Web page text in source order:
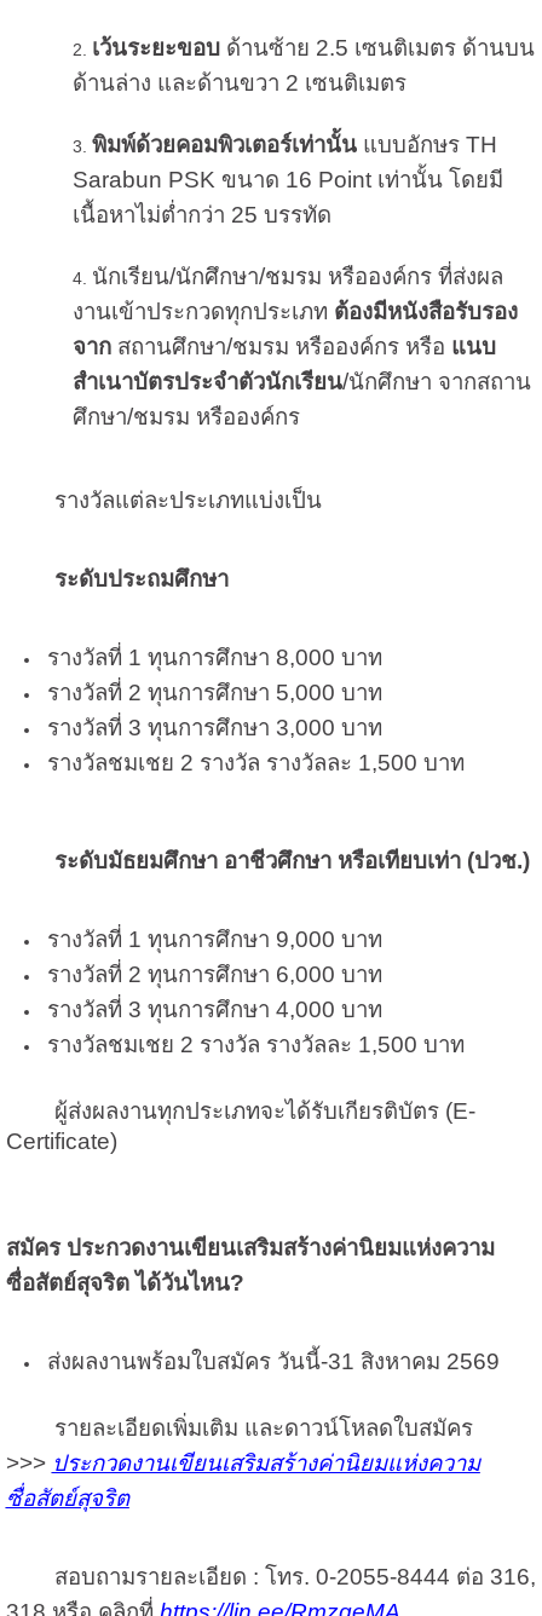
เว้นระยะขอบด้านซ้าย 2.5 เซนติเมตร ด้านบน
ด้านล่าง และด้านขวา 2 เซนติเมตร
พิมพ์ด้วยคอมพิวเตอร์เท่านั้นแบบอักษร TH
Sarabun PSK ขนาด 16 Point เท่านั้น โดยมี
เนื้อหาไม่ต่ำกว่า 25 บรรทัด
นักเรียน/นักศึกษา/ชมรม หรือองค์กร ที่ส่งผล
งานเข้าประกวดทุกประเภท ต้องมีหนังสือรับรอง
จากสถานศึกษา/ชมรม หรือองค์กร หรือ แนบ
สำเนาบัตรประจำตัวนักเรียน/นักศึกษา จากสถาน
ศึกษา/ชมรม หรือองค์กร
รางวัลแต่ละประเภทแบ่งเป็น
ระดับประถมศึกษา
รางวัลที่ 1 ทุนการศึกษา 8,000 บาท
รางวัลที่ 2 ทุนการศึกษา 5,000 บาท
รางวัลที่ 3 ทุนการศึกษา 3,000 บาท
รางวัลชมเชย 2 รางวัล รางวัลละ 1,500 บาท
ระดับมัธยมศึกษา อาชีวศึกษา หรือเทียบเท่า (ปวช.)
รางวัลที่ 1 ทุนการศึกษา 9,000 บาท
รางวัลที่ 2 ทุนการศึกษา 6,000 บาท
รางวัลที่ 3 ทุนการศึกษา 4,000 บาท
รางวัลชมเชย 2 รางวัล รางวัลละ 1,500 บาท
ผู้ส่งผลงานทุกประเภทจะได้รับเกียรติบัตร (E-
Certificate)
สมัคร ประกวดงานเขียนเสริมสร้างค่านิยมแห่งความ
ซื่อสัตย์สุจริต ได้วันไหน?
ส่งผลงานพร้อมใบสมัคร วันนี้-31 สิงหาคม 2569
รายละเอียดเพิ่มเติม และดาวน์โหลดใบสมัคร
>>> ประกวดงานเขียนเสริมสร้างค่านิยมแห่งความ
ซื่อสัตย์สุจริต
สอบถามรายละเอียด : โทร. 0-2055-8444 ต่อ 316,